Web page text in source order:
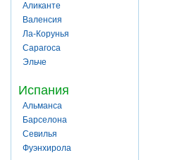
Аликанте
Валенсия
Ла-Корунья
Сарагоса
Эльче
Испания
Альманса
Барселона
Севилья
Фуэнхирола